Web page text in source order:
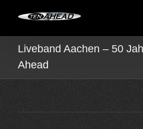
Liveband Aachen – 50
Ahead